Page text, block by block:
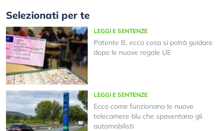
Selezionati per te
LEGGI E SENTENZE
Patente B, ecco cosa si potrà guidare
dopo le nuove regole UE
LEGGI E SENTENZE
Ecco come funzionano le nuove
telecamere blu che spaventano gli
automobilisti